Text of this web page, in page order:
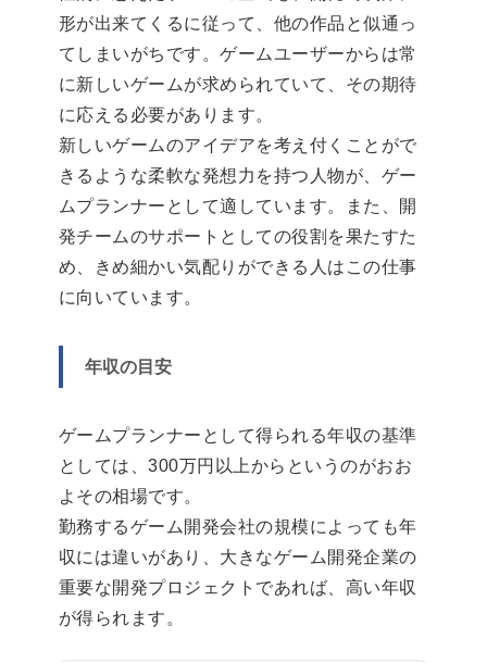
形が出来てくるに従って、他の作品と似通っ
てしまいがちです。ゲームユーザーからは常
に新しいゲームが求められていて、その期待
に応える必要があります。
新しいゲームのアイデアを考え付くことがで
きるような柔軟な発想力を持つ人物が、ゲー
ムプランナーとして適しています。また、開
発チームのサポートとしての役割を果たすた
め、きめ細かい気配りができる人はこの仕事
に向いています。
年収の目安
ゲームプランナーとして得られる年収の基準
としては、300万円以上からというのがおお
よその相場です。
勤務するゲーム開発会社の規模によっても年
収には違いがあり、大きなゲーム開発企業の
重要な開発プロジェクトであれば、高い年収
が得られます。